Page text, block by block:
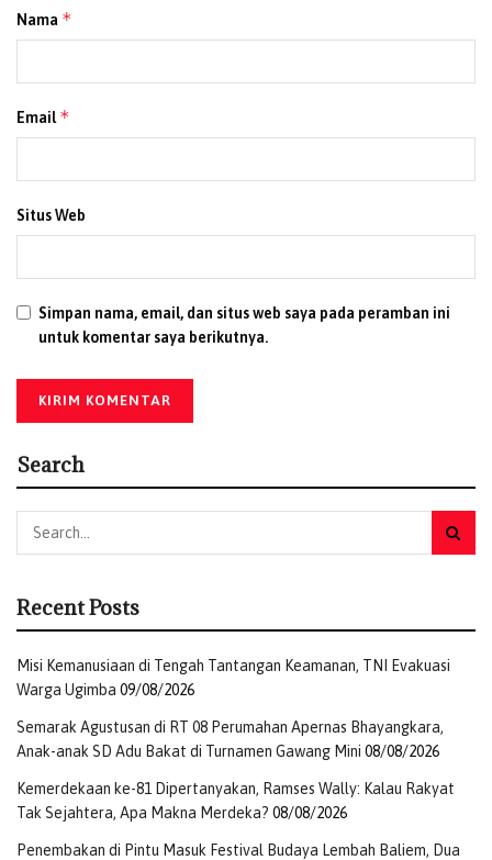
Nama *
Email*
Situs Web
Simpan nama, email, dan situs web saya pada peramban ini
untuk komentar saya berikutnya.
Search
Recent Posts
Misi Kemanusiaan di Tengah Tantangan Keamanan, TNI Evakuasi
Warga Ugimba 09/08/2026
Semarak Agustusan di RT 08 Perumahan Apernas Bhayangkara,
Anak-anak SD Adu Bakat di Turnamen Gawang Mini 08/08/2026
Kemerdekaan ke-81 Dipertanyakan, Ramses Wally: Kalau Rakyat
Tak Sejahtera, Apa Makna Merdeka? 08/08/2026
Penembakan di Pintu Masuk Festival Budaya Lembah Baliem, Dua